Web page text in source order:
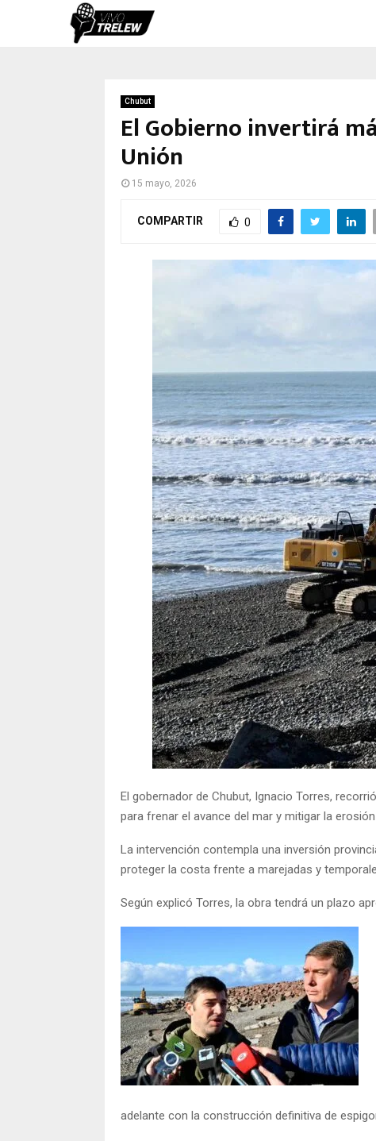
Chubut
El Gobierno invertirá
Unión
15 mayo, 2026
COMPARTIR 0
El gobernador de Chubut, Ignacio Torres,
para frenar el avance del mar y mitigar la erosión
La intervención contempla una inversión
proteger la costa frente a marejadas y
Según explicó Torres, la obra tendrá un plazo
adelante con la construcción definitiva de